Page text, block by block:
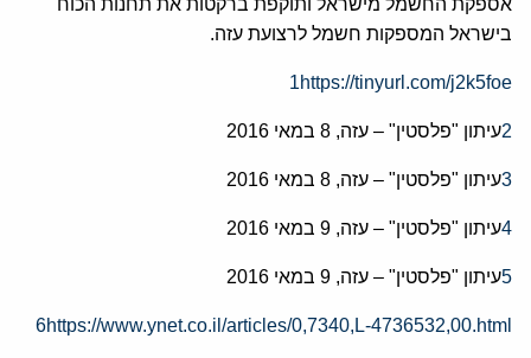
בישראל המספקות חשמל לרצועת עזה.
1https://tinyurl.com/j2k5foe
2עיתון "פלסטין" – עזה, 8 במאי 2016
3עיתון "פלסטין" – עזה, 8 במאי 2016
4עיתון "פלסטין" – עזה, 9 במאי 2016
5עיתון "פלסטין" – עזה, 9 במאי 2016
6https://www.ynet.co.il/articles/0,7340,L-4736532,00.html